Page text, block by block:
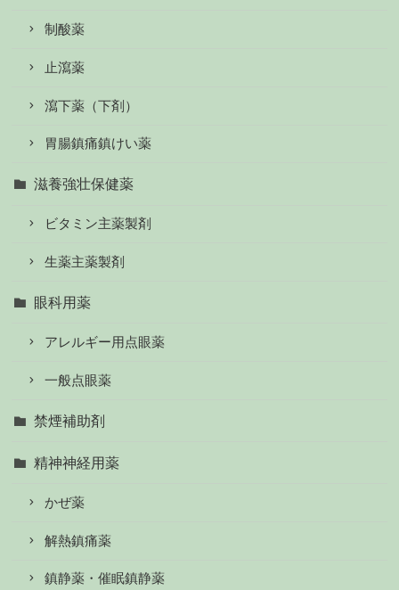
制酸薬
止瀉薬
瀉下薬（下剤）
胃腸鎮痛鎮けい薬
滋養強壮保健薬
ビタミン主薬製剤
生薬主薬製剤
眼科用薬
アレルギー用点眼薬
一般点眼薬
禁煙補助剤
精神神経用薬
かぜ薬
解熱鎮痛薬
鎮静薬・催眠鎮静薬